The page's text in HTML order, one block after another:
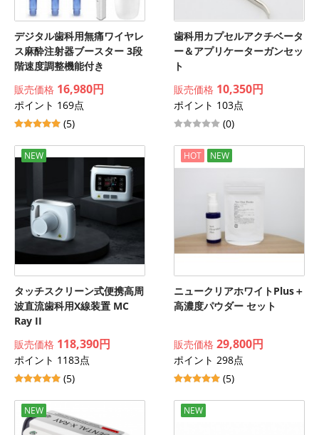
デジタル歯科用無痛ワイヤレ
ス麻酔注射器ブースター 3段
階速度調整機能付き
販売価格 16,980円
ポイント 169点
(5)
歯科用カプセルアクチベータ
ー＆アプリケーターガンセッ
ト
販売価格 10,350円
ポイント 103点
(0)
NEW
タッチスクリーン式便携高周
波直流歯科用X線装置 MC
Ray II
販売価格 118,390円
ポイント 1183点
(5)
HOT NEW
ニュークリアホワイトPlus＋
高濃度パウダー セット
販売価格 29,800円
ポイント 298点
(5)
NEW NEW